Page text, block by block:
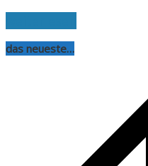
das neueste…